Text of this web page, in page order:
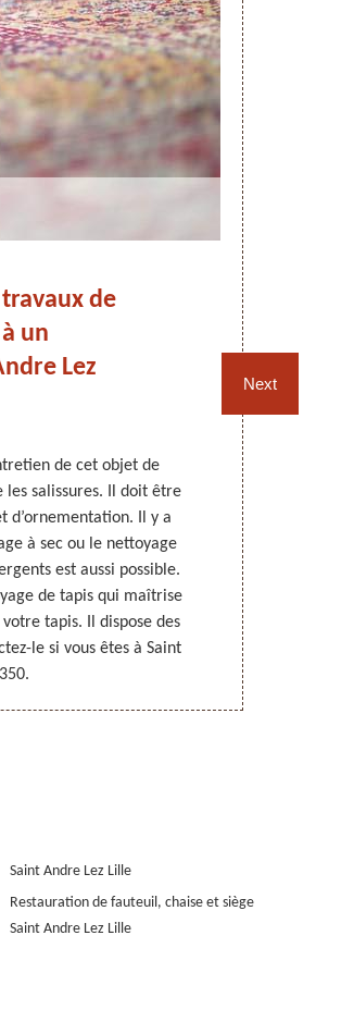
de
un
Lez
de cet objet de
salissures. Il doit être
d’ornementation. Il y a
à sec ou le nettoyage
est aussi possible.
de tapis qui maîtrise
tapis. Il dispose des
le si vous êtes à Saint
Next
Saint Andre Lez Lille
Restauration de fauteuil, chaise et siège
Saint Andre Lez Lille